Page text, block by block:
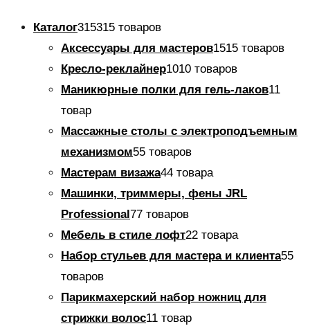
Каталог315315 товаров
Аксессуары для мастеров1515 товаров
Кресло-реклайнер1010 товаров
Маникюрные полки для гель-лаков11
товар
Массажные столы с электроподъемным
механизмом55 товаров
Мастерам визажа44 товара
Машинки, триммеры, фены JRL
Professional 77 товаров
Мебель в стиле лофт22 товара
Набор стульев для мастера и клиента55
товаров
Парикмахерский набор ножниц для
стрижки волос11 товар